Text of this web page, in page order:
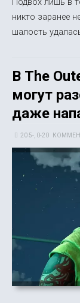
никто заранее
шалость
В The
могут
даже
20 5-, 0-20